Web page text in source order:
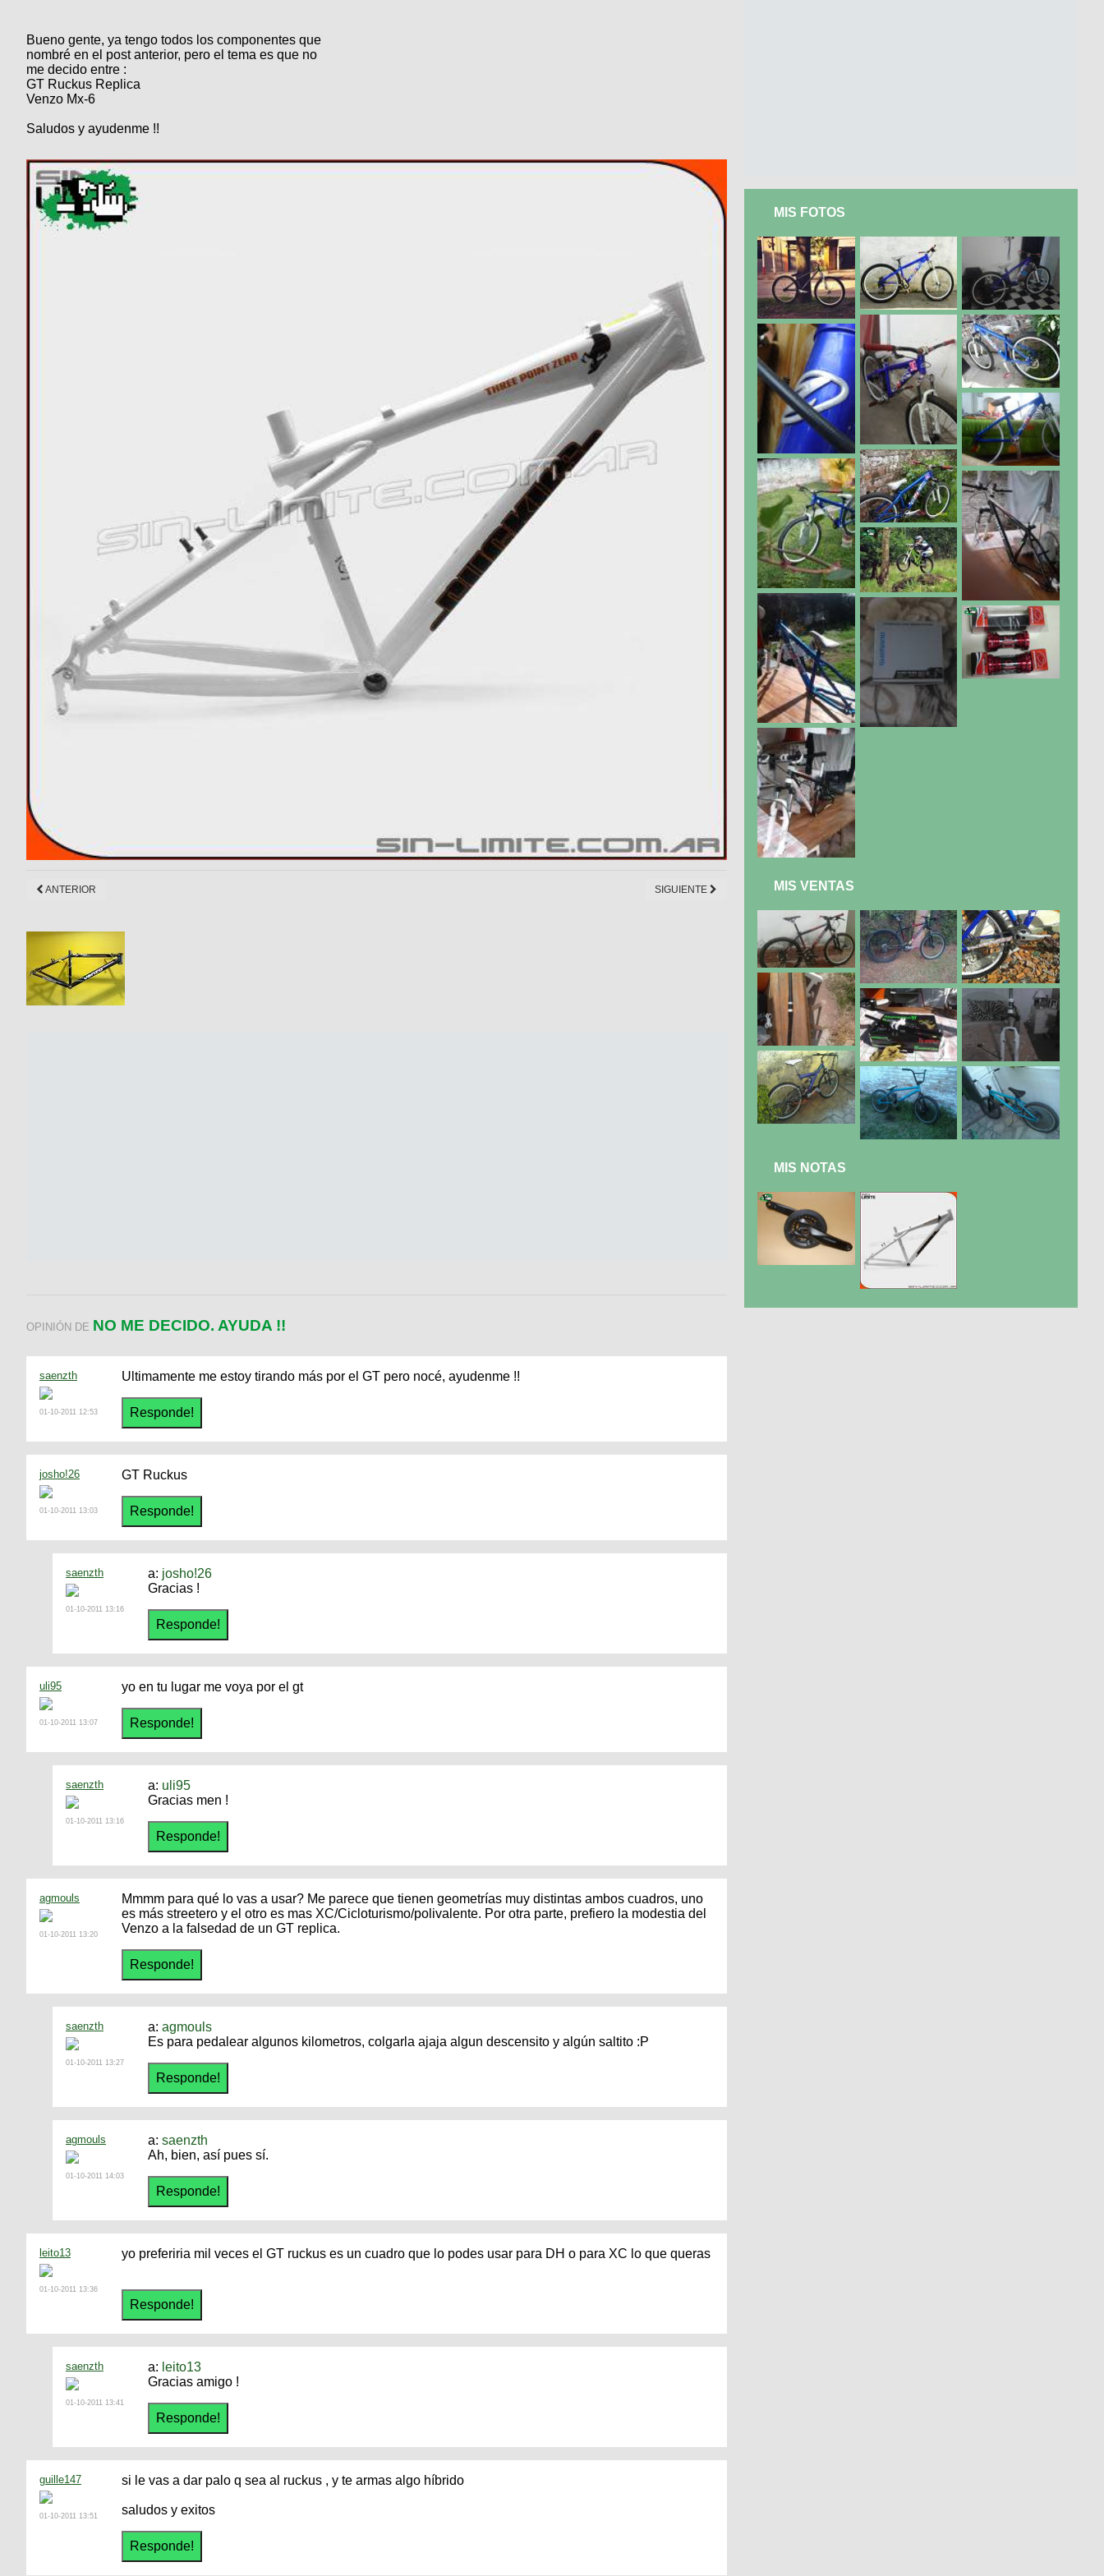
Ruta,
triatlon
De
todo
Retro
Ranking
COMPRO
CANJE
Mi
ReputaciÃ³n
Mis
Mis
Ventas
MecÃ¡nica
Robadas
Calendario
Operadores
de
cicloturismo
Relatos
viajes
de
viajes
Ãšltimos
Buscar
Amigos
Actividad
de
Amigos
Bueno gente, ya tengo todos los componentes que
nombré en el post anterior, pero el tema es que no
me decido entre :
GT Ruckus Replica
Venzo Mx-6
Saludos y ayudenme !!
ANTERIOR SIGUIENTE
OPINIÓN DE NO ME DECIDO. AYUDA !!
saenzth
01-10-2011 12:53
Ultimamente me estoy tirando más por el GT pero nocé, ayudenme !!
josho!26
01-10-2011 13:03
GT Ruckus
saenzth
01-10-2011 13:16
a: josho!26
Gracias !
uli95
01-10-2011 13:07
yo en tu lugar me voya por el gt
saenzth
01-10-2011 13:16
a: uli95
Gracias men !
agmouls
01-10-2011 13:20
Mmmm para qué lo vas a usar? Me parece que tienen geometrías muy distintas ambos cuadros, uno
es más streetero y el otro es mas XC/Cicloturismo/polivalente. Por otra parte, prefiero la modestia del
Venzo a la falsedad de un GT replica.
saenzth
01-10-2011 13:27
a: agmouls
Es para pedalear algunos kilometros, colgarla ajaja algun descensito y algún saltito :P
agmouls
01-10-2011 14:03
a: saenzth
Ah, bien, así pues sí.
leito13
01-10-2011 13:36
yo preferiria mil veces el GT ruckus es un cuadro que lo podes usar para DH o para XC lo que queras
saenzth
01-10-2011 13:41
a: leito13
Gracias amigo !
guille147
01-10-2011 13:51
si le vas a dar palo q sea al ruckus , y te armas algo híbrido
saludos y exitos
MIS FOTOS
MIS VENTAS
MIS NOTAS